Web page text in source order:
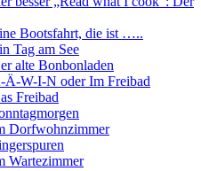
Bootsfahrt, die ist …..
Tag am See
alte Bonbonladen
Ä-W-I-N oder Im Freibad
Freibad
Dorfwohnzimmer
Wartezimmer